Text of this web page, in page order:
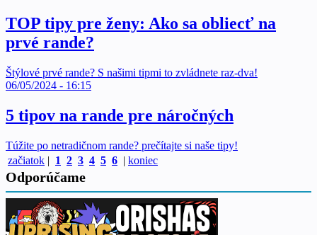
TOP tipy pre ženy: Ako sa obliecť na
prvé rande?
Štýlové prvé rande? S našimi tipmi to zvládnete raz-dva!
06/05/2024 - 16:15
5 tipov na rande pre náročných
Túžite po netradičnom rande? prečítajte si naše tipy!
začiatok | 1 2 3 4 5 6 | koniec
Odporúčame